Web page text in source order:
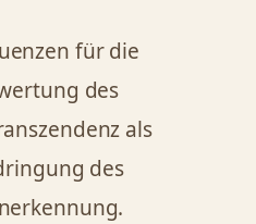
für die
des
als
des